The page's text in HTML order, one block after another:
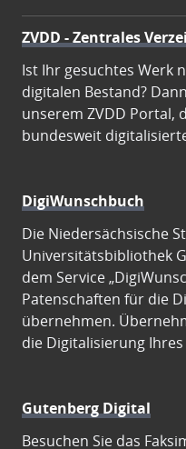
ZVDD - Zentrales
Ist Ihr gesuchtes Werk
digitalen Bestand?
unserem ZVDD Portal,
bundesweit
DigiWunschbuch
Die Niedersächsische
Universitätsbibliothek
dem Service
Patenschaften für die
übernehmen.
die Digitalisierung
Gutenberg Digital
Besuchen Sie das